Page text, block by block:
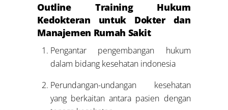
Outline Training Hukum
Kedokteran untuk Dokter dan
Manajemen Rumah Sakit
Pengantar pengembangan hukum
dalam bidang kesehatan indonesia
Perundangan-undangan kesehatan
yang berkaitan antara pasien dengan